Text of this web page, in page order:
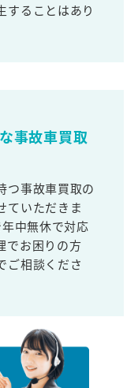
することはあり
事故車買取
つ事故車買取の
ていただきま
中無休で対応
でお困りの方
ご相談くださ